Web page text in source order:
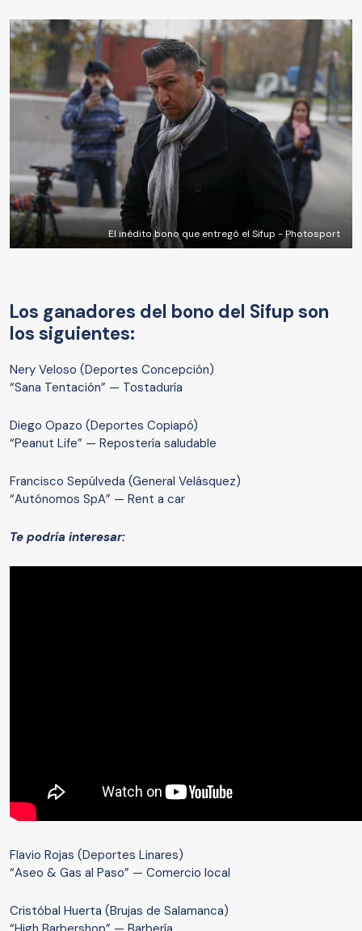
El inédito bono que entregó el Sifup - Photosport
Los ganadores del bono del Sifup son
los siguientes:
Nery Veloso (Deportes Concepción)
“Sana Tentación” — Tostaduría
Diego Opazo (Deportes Copiapó)
“Peanut Life” — Repostería saludable
Francisco Sepúlveda (General Velásquez)
“Autónomos SpA” — Rent a car
Te podría interesar:
Flavio Rojas (Deportes Linares)
“Aseo & Gas al Paso” — Comercio local
Cristóbal Huerta (Brujas de Salamanca)